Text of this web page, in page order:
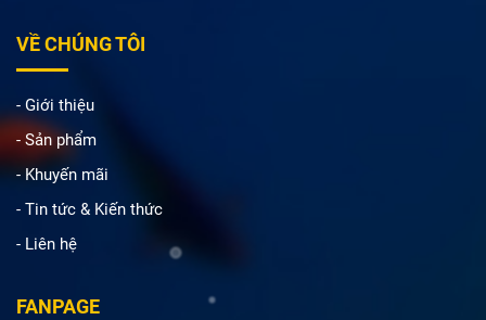
VỀ CHÚNG TÔI
- Giới thiệu
- Sản phẩm
- Khuyến mãi
- Tin tức & Kiến thức
- Liên hệ
FANPAGE